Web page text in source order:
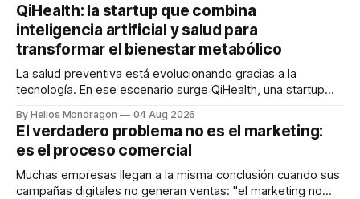
QiHealth: la startup que combina
inteligencia artificial y salud para
transformar el bienestar metabólico
La salud preventiva está evolucionando gracias a la
tecnología. En ese escenario surge QiHealth, una startup
dispositivos inteligentes, inteligencia artificial y monitoreo
en tiempo real para ayudar a las personas a tomar mejores
decisiones sobre su salud metabólica. Su propuesta busca
responder
By Helios Mondragon 04 Aug 2026
El verdadero problema no es el marketing:
es el proceso comercial
Muchas empresas llegan a la misma conclusión cuando sus
campañas digitales no generan ventas: "el marketing no